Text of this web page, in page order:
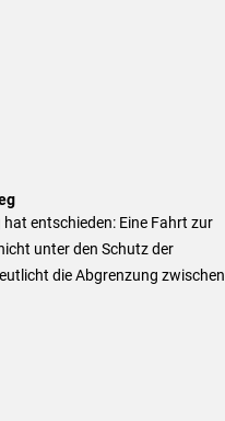
entschieden: Eine Fahrt zur
unter den Schutz der
die Abgrenzung zwischen